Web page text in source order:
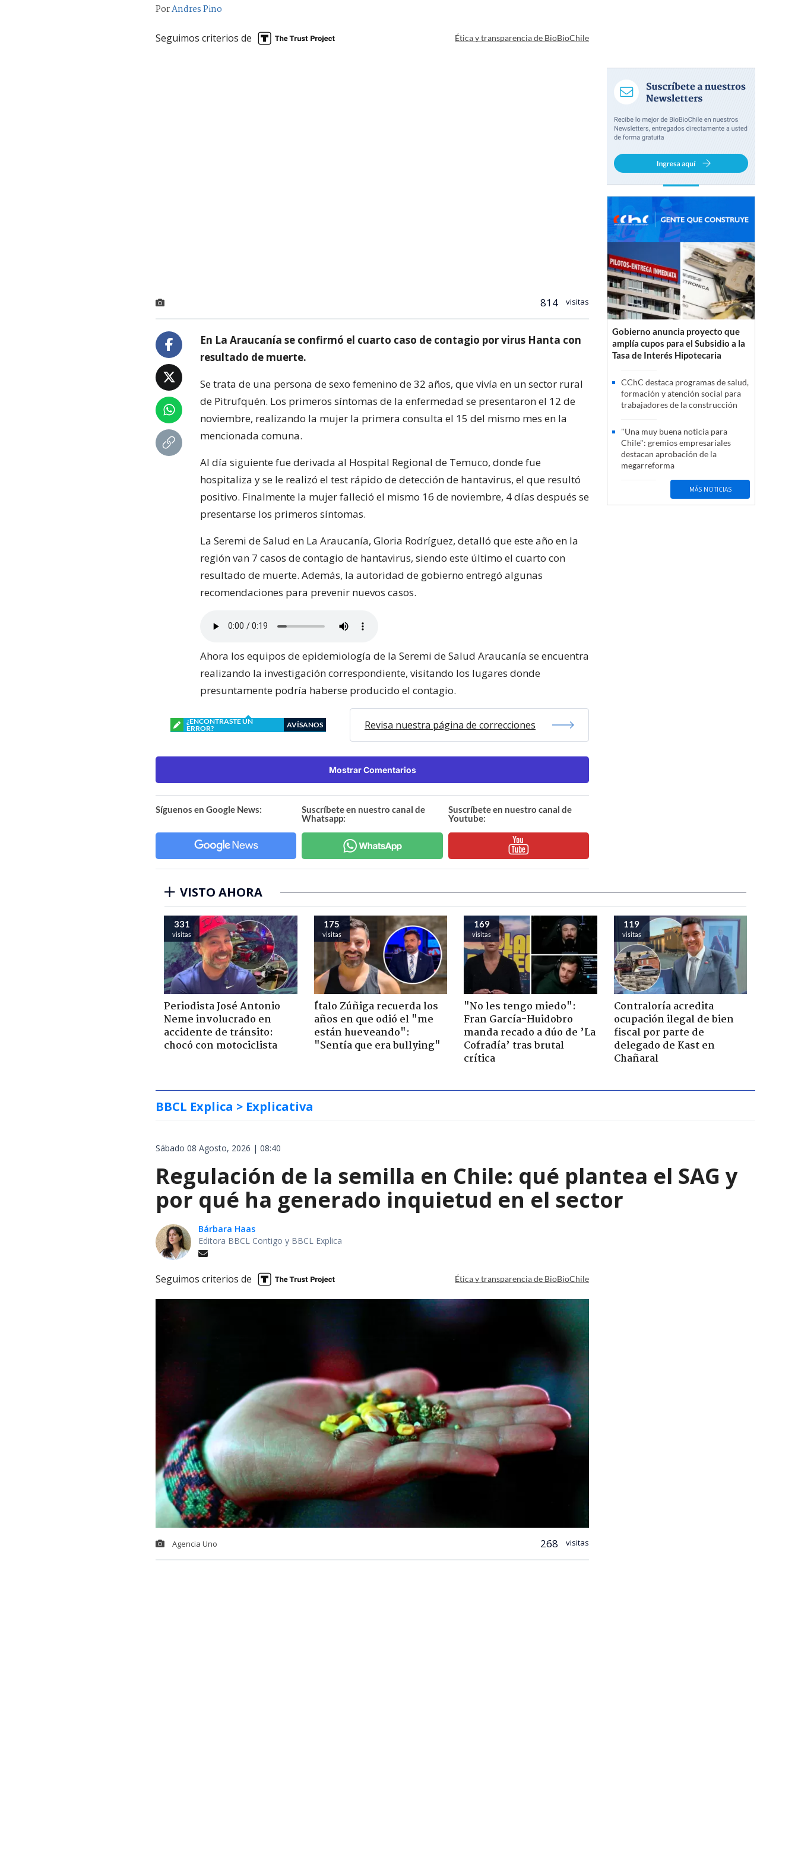
PorAndres Pino
Seguimos criterios de Ética y transparencia de BioBioChile
814 visitas
En La Araucanía se confirmó el cuarto caso de contagio por virus Hanta con
resultado de muerte.
Se trata de una persona de sexo femenino de 32 años, que vivía en un sector rural
de Pitrufquén. Los primeros síntomas de la enfermedad se presentaron el 12 de
noviembre, realizando la mujer la primera consulta el 15 del mismo mes en la
mencionada comuna.
Al día siguiente fue derivada al Hospital Regional de Temuco, donde fue
hospitaliza y se le realizó el test rápido de detección de hantavirus, el que resultó
positivo. Finalmente la mujer falleció el mismo 16 de noviembre, 4 días después se
presentarse los primeros síntomas.
La Seremi de Salud en La Araucanía, Gloria Rodríguez, detalló que este año en la
región van 7 casos de contagio de hantavirus, siendo este último el cuarto con
resultado de muerte. Además, la autoridad de gobierno entregó algunas
recomendaciones para prevenir nuevos casos.
Ahora los equipos de epidemiología de la Seremi de Salud Araucanía se encuentra
realizando la investigación correspondiente, visitando los lugares donde
presuntamente podría haberse producido el contagio.
¿ENCONTRASTE UN
ERROR?
AVÍSANOS Revisa nuestra página de correcciones
Mostrar Comentarios
Síguenos en Google News:
Suscríbete en nuestro canal de
Whatsapp:
Suscríbete en nuestro canal de
Youtube:
Gobierno anuncia proyecto que
amplía cupos para el Subsidio a la
Tasa de Interés Hipotecaria
CChC destaca programas de salud,
formación y atención social para
trabajadores de la construcción
"Una muy buena noticia para
Chile": gremios empresariales
destacan aprobación de la
megarreforma
MÁS NOTICIAS
VISTO AHORA
331
visitas
Periodista José Antonio
Neme involucrado en
accidente de tránsito:
chocó con motociclista
175
visitas
Ítalo Zúñiga recuerda los
años en que odió el "me
están hueveando":
"Sentía que era bullying"
169
visitas
"No les tengo miedo":
Fran García-Huidobro
manda recado a dúo de ’La
Cofradía’ tras brutal
crítica
119
visitas
Contraloría acredita
ocupación ilegal de bien
fiscal por parte de
delegado de Kast en
Chañaral
BBCL Explica > Explicativa
Sábado 08 Agosto, 2026 | 08:40
Regulación de la semilla en Chile: qué plantea el SAG y
por qué ha generado inquietud en el sector
Bárbara Haas
Editora BBCL Contigo y BBCL Explica
Seguimos criterios de Ética y transparencia de BioBioChile
Agencia Uno 268 visitas